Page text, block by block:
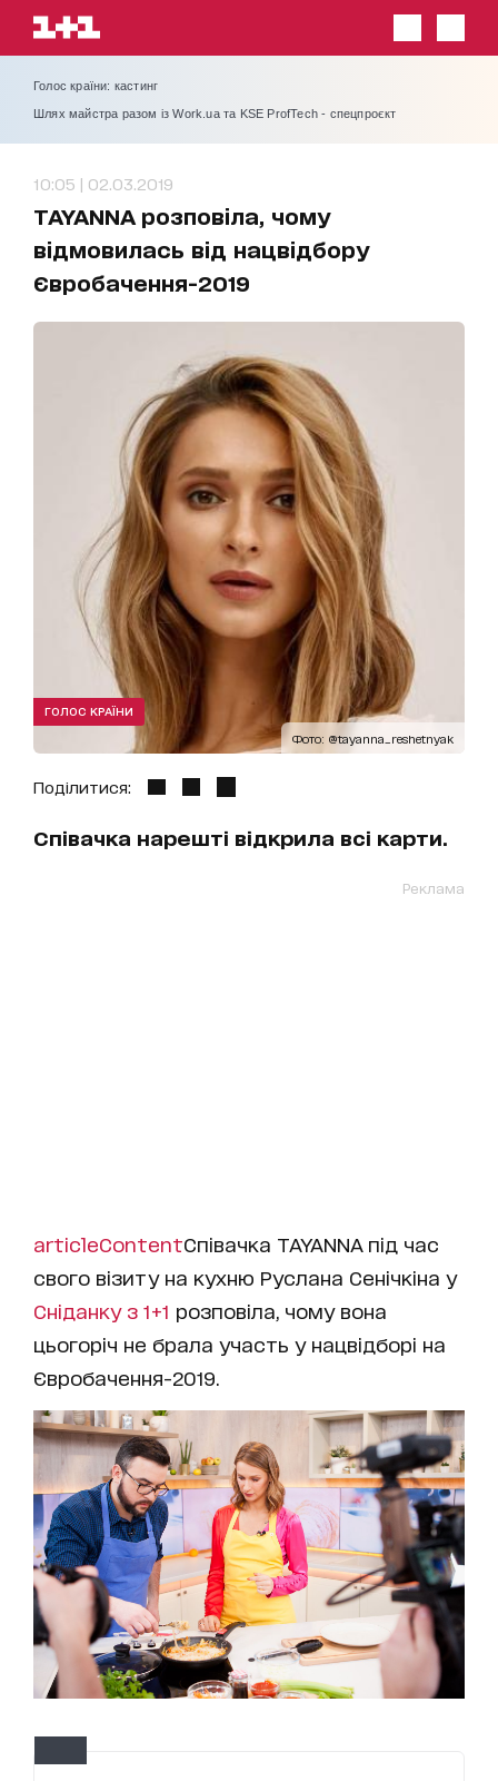
Голос країни: кастинг
Шлях майстра разом із Work.ua та KSE ProfTech - спецпроєкт
10:05 | 02.03.2019
TAYANNA розповіла, чому
відмовилась від нацвідбору
Євробачення-2019
Фото: @tayanna_reshetnyak
ГОЛОС КРАЇНИ
Поділитися:
Співачка нарешті відкрила всі карти.
Реклама
articleContentСпівачка TAYANNA під час
свого візиту на кухню Руслана Сенічкіна у
Сніданку з 1+1 розповіла, чому вона
цьогоріч не брала участь у нацвідборі на
Євробачення-2019.